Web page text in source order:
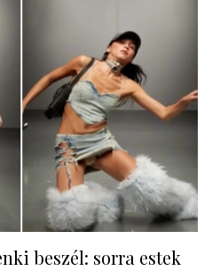
beszél: sorra estek